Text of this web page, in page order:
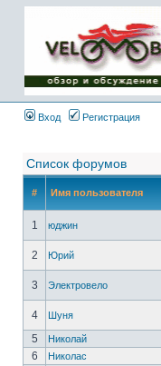
Имя пользователя:
Пароль:
{ LOG_ME_IN_SHORT
}
Вход
Регистрация
Список форумов
# Имя пользователя
1 юджин
2
Юрий
3
Электровело
4
Шуня
5
Николай
6
Николас